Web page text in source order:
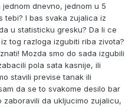
dnevno, jednom u 5
tebi? I bas svaka zujalica iz
u statisticku gresku? Da li ce
tog razloga izgubiti riba zivota?
Mozda smo do sada izgubili
pola sata kasnije, ili
stavili previse tanak ili
da se to svakome desilo bar
da ukljucimo zujalicu,